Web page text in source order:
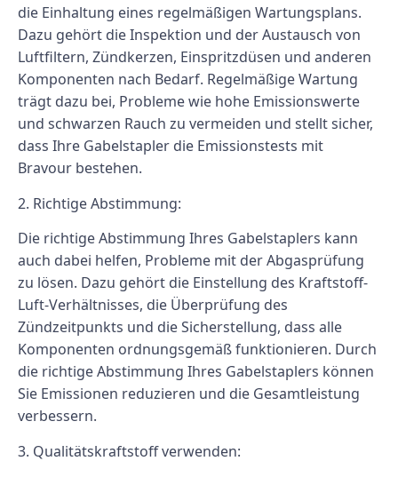
die Einhaltung eines regelmäßigen Wartungsplans.
Dazu gehört die Inspektion und der Austausch von
Luftfiltern, Zündkerzen, Einspritzdüsen und anderen
Komponenten nach Bedarf. Regelmäßige Wartung
trägt dazu bei, Probleme wie hohe Emissionswerte
und schwarzen Rauch zu vermeiden und stellt sicher,
dass Ihre Gabelstapler die Emissionstests mit
Bravour bestehen.
2. Richtige Abstimmung:
Die richtige Abstimmung Ihres Gabelstaplers kann
auch dabei helfen, Probleme mit der Abgasprüfung
zu lösen. Dazu gehört die Einstellung des Kraftstoff-
Luft-Verhältnisses, die Überprüfung des
Zündzeitpunkts und die Sicherstellung, dass alle
Komponenten ordnungsgemäß funktionieren. Durch
die richtige Abstimmung Ihres Gabelstaplers können
Sie Emissionen reduzieren und die Gesamtleistung
verbessern.
3. Qualitätskraftstoff verwenden: